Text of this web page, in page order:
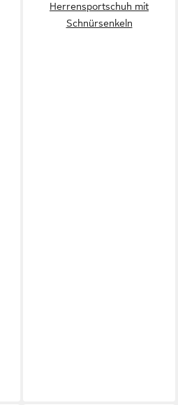
Herrensportschuh mit
Schnürsenkeln